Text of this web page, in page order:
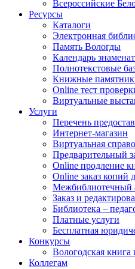
Всероссийские
Ресурсы
Каталоги
Электронная
Память Вологды
Календарь
Полнотекстовые
Книжные
Online тест
Виртуальные
Услуги
Перечень
Интернет-магазин
Виртуальная
Предварительный
Online продление
Online заказ копий
Межбиблиотечный
Заказ и
Библиотека –
Платные услуги
Бесплатная
Конкурсы
Вологодская книга
Коллегам